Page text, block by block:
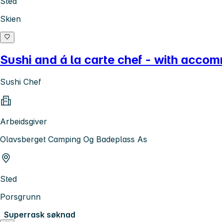
Skien
Sushi and á la carte chef - with
Sushi Chef
Arbeidsgiver
Olavsberget Camping Og Badeplass As
Sted
Porsgrunn
Superrask søknad